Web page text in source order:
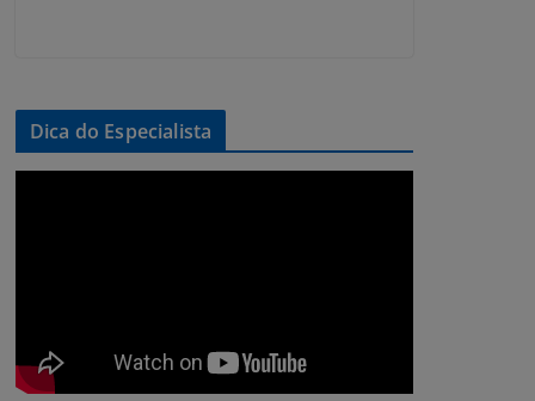
Dica do Especialista